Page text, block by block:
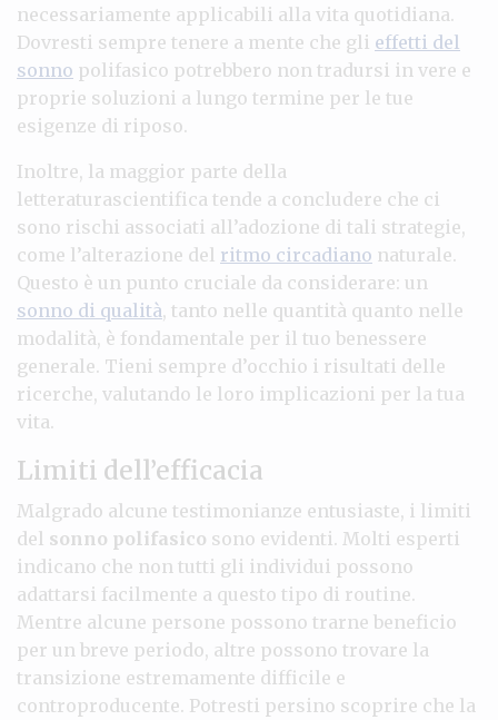
necessariamente applicabili alla vita quotidiana.
Dovresti sempre tenere a mente che gli effetti del
sonno polifasico potrebbero non tradursi in vere e
proprie soluzioni a lungo termine per le tue
esigenze di riposo.
Inoltre, la maggior parte della
letteraturascientifica tende a concludere che ci
sono rischi associati all’adozione di tali strategie,
come l’alterazione del ritmo circadiano naturale.
Questo è un punto cruciale da considerare: un
sonno di qualità, tanto nelle quantità quanto nelle
modalità, è fondamentale per il tuo benessere
generale. Tieni sempre d’occhio i risultati delle
ricerche, valutando le loro implicazioni per la tua
vita.
Limiti dell’efficacia
Malgrado alcune testimonianze entusiaste, i limiti
del sonno polifasico sono evidenti. Molti esperti
indicano che non tutti gli individui possono
adattarsi facilmente a questo tipo di routine.
Mentre alcune persone possono trarne beneficio
per un breve periodo, altre possono trovare la
transizione estremamente difficile e
controproducente. Potresti persino scoprire che la